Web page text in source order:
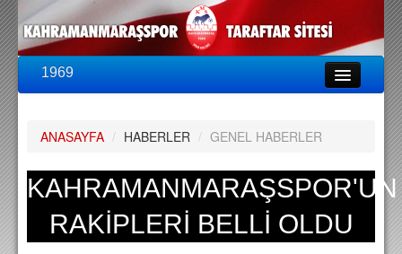
1969
PUAN DURUMU
FİKSTÜR
A TAKIM KADROSU
ANASAYFA / HABERLER / GENEL HABERLER
KAHRAMANMARAŞSPOR'UN
RAKİPLERİ BELLİ OLDU